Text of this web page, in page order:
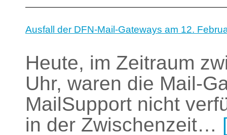
Ausfall der DFN-Mail-Gateways am 12.
Heute, im Zeitraum
Uhr, waren die Mail-
MailSupport nicht
in der Zwischenzeit…